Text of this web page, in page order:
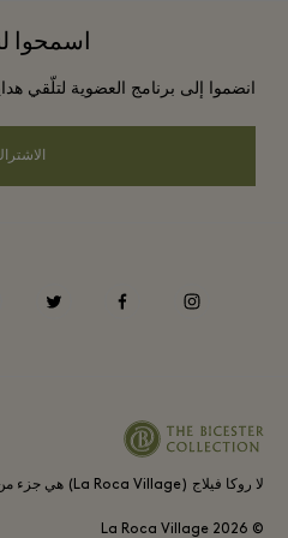
بطاقة الهدايا
الفنادق والمعالم السياحية المحلية
اسمحوا
انضموا إلى برنامج العضوية لتلّقي
لا روكا فيلاج (La Roca Village) هي جزء من ذا بستر كولكشن
© La Roca Village
2026
instagram
facebook
twitter